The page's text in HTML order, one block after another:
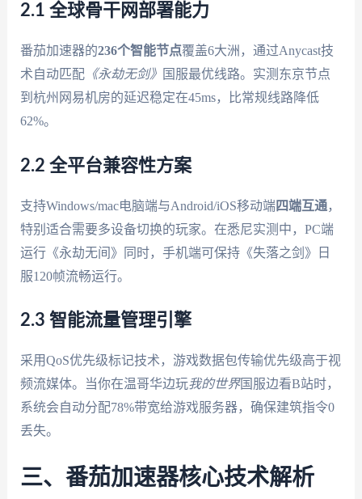
2.1 全球骨干网部署能力
番茄加速器的236个智能节点覆盖6大洲，通过Anycast技
术自动匹配《永劫无剑》 国服最优线路。实测东京节点
到杭州网易机房的延迟稳定在45ms，比常规线路降低
62%。
2.2 全平台兼容性方案
支持Windows/mac电脑端与Android/iOS移动端四端互通，
特别适合需要多设备切换的玩家。在悉尼实测中，PC端
运行《永劫无间》同时，手机端可保持《失落之剑》日
服120帧流畅运行。
2.3 智能流量管理引擎
采用QoS优先级标记技术，游戏数据包传输优先级高于视
频流媒体。当你在温哥华边玩我的世界国服边看B站时，
系统会自动分配78%带宽给游戏服务器，确保建筑指令0
丢失。
三、番茄加速器核心技术解析